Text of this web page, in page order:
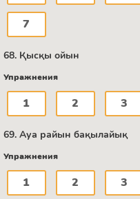
7
68. Қысқы ойын
Упражнения
1 2 3
69. Ауа райын бақылайық
Упражнения
1 2 3